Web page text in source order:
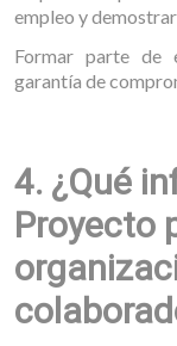
empleo y demostrar
Formar parte de
garantía de
4. ¿Qué
Proyecto